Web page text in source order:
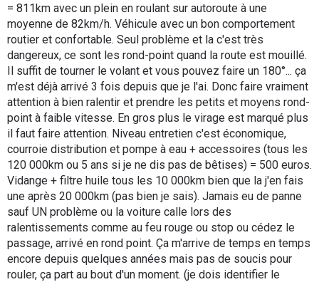
= 811km avec un plein en roulant sur autoroute à une
moyenne de 82km/h. Véhicule avec un bon comportement
routier et confortable. Seul problème et la c'est très
dangereux, ce sont les rond-point quand la route est mouillé.
Il suffit de tourner le volant et vous pouvez faire un 180°... ça
m'est déjà arrivé 3 fois depuis que je l'ai. Donc faire vraiment
attention à bien ralentir et prendre les petits et moyens rond-
point à faible vitesse. En gros plus le virage est marqué plus
il faut faire attention. Niveau entretien c'est économique,
courroie distribution et pompe à eau + accessoires (tous les
120 000km ou 5 ans si je ne dis pas de bêtises) = 500 euros.
Vidange + filtre huile tous les 10 000km bien que la j'en fais
une après 20 000km (pas bien je sais). Jamais eu de panne
sauf UN problème ou la voiture calle lors des
ralentissements comme au feu rouge ou stop ou cédez le
passage, arrivé en rond point. Ça m'arrive de temps en temps
encore depuis quelques années mais pas de soucis pour
rouler, ça part au bout d'un moment. (je dois identifier le